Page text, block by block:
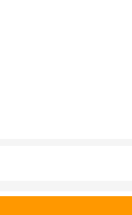
的地接社提供
并切实遵守。